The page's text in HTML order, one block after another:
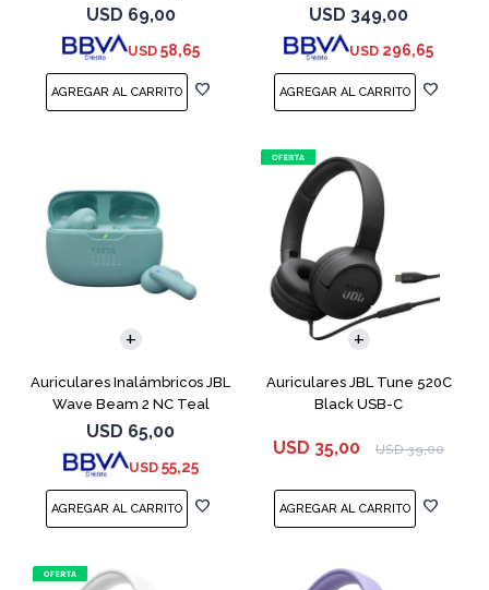
Micrófono
USD 69,00
USD 58,65
USD 349,00
USD 296,65
Auriculares Inalámbricos JBL
Wave Beam 2 NC Teal
USD 65,00
USD 55,25
Auriculares JBL Tune 520C
Black USB-C
USD 35,00 USD 39,00